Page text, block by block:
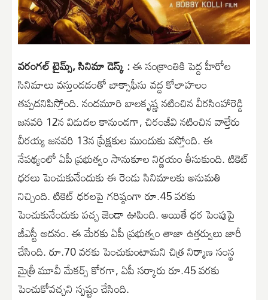
వరంగల్ టైమ్స్, సినిమా డెస్క్ :ఈ సంక్రాంతికి పెద్ద హీరోల
సినిమాలు వస్తుండడంతో బాక్సాఫీసు వద్ద కోలాహలం
తప్పదనిపిస్తోంది. నందమూరి బాలకృష్ణ నటించిన వీరసింహారెడ్డి
జనవరి 12న విడుదల కానుండగా, చిరంజీవి నటించిన వాల్తేరు
వీరయ్య జనవరి 13న ప్రేక్షకుల ముందుకు వస్తోంది. ఈ
నేపథ్యంలో ఏపీ ప్రభుత్వం సానుకూల నిర్ణయం తీసుకుంది. టికెట్
ధరలు పెంచుకునేందుకు ఈ రెండు సినిమాలకు అనుమతి
నిచ్చింది. టికెట్ ధరలపై గరిష్ఠంగా రూ.45 వరకు
పెంచుకునేందుకు పచ్చ జెండా ఊపింది. అయితే ధర పెంపుపై
జీఎస్టీ అదనం. ఈ మేరకు ఏపీ ప్రభుత్వం తాజా ఉత్తర్వులు జారీ
చేసింది. రూ.70 వరకు పెంచుకుంటామని చిత్ర నిర్మాణ సంస్థ
మైత్రీ మూవీ మేకర్స్ కోరగా, ఏపీ సర్కారు రూ.45 వరకు
పెంచుకోవచ్చని స్పష్టం చేసింది.